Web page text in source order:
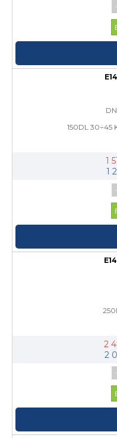
-
150DL 30÷45
1
1
-
2
2
-